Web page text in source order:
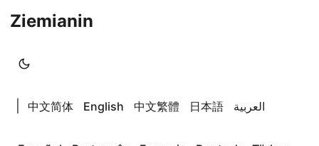
Ziemianin
中文简体 English 中文繁體 日本語 العربية